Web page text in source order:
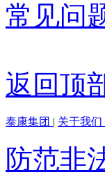
常见问
返回顶
泰康集团 | 关于我们
防范非